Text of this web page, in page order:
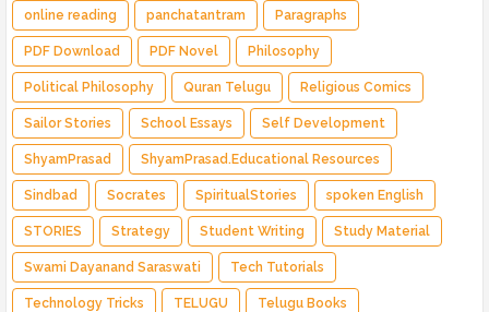
online reading panchatantram Paragraphs
PDF Download PDF Novel Philosophy
Political Philosophy Quran Telugu Religious Comics
Sailor Stories School Essays Self Development
ShyamPrasad ShyamPrasad.Educational Resources
Sindbad Socrates SpiritualStories spoken English
STORIES Strategy Student Writing Study Material
Swami Dayanand Saraswati Tech Tutorials
Technology Tricks TELUGU Telugu Books